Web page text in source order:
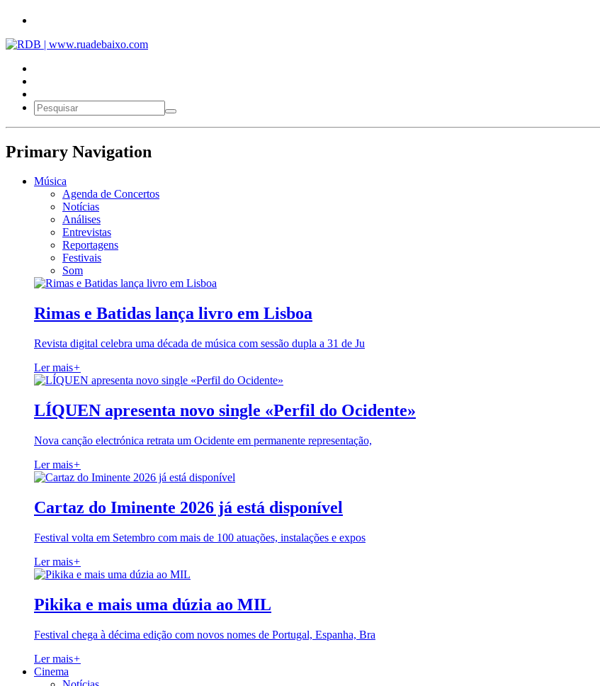
Primary Navigation
Música
Agenda de Concertos
Notícias
Análises
Entrevistas
Reportagens
Festivais
Som
Rimas e Batidas lança livro em Lisboa
Revista digital celebra uma década de música com sessão dupla a 31 de Ju
Ler mais+
LÍQUEN apresenta novo single «Perfil do Ocidente»
Nova canção electrónica retrata um Ocidente em permanente representação,
Ler mais+
Cartaz do Iminente 2026 já está disponível
Festival volta em Setembro com mais de 100 atuações, instalações e expos
Ler mais+
Pikika e mais uma dúzia ao MIL
Festival chega à décima edição com novos nomes de Portugal, Espanha, Bra
Ler mais+
Cinema